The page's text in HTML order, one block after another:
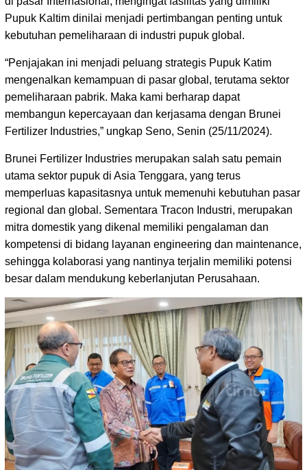
Pupuk Kaltim dinilai menjadi pertimbangan penting untuk
kebutuhan pemeliharaan di industri pupuk global.
“Penjajakan ini menjadi peluang strategis Pupuk Katim
mengenalkan kemampuan di pasar global, terutama sektor
pemeliharaan pabrik. Maka kami berharap dapat
membangun kepercayaan dan kerjasama dengan Brunei
Fertilizer Industries,” ungkap Seno, Senin (25/11/2024).
Brunei Fertilizer Industries merupakan salah satu pemain
utama sektor pupuk di Asia Tenggara, yang terus
memperluas kapasitasnya untuk memenuhi kebutuhan pasar
regional dan global. Sementara Tracon Industri, merupakan
mitra domestik yang dikenal memiliki pengalaman dan
kompetensi di bidang layanan engineering dan maintenance,
sehingga kolaborasi yang nantinya terjalin memiliki potensi
besar dalam mendukung keberlanjutan Perusahaan.